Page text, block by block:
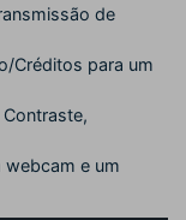
de
Créditos para um
webcam e um